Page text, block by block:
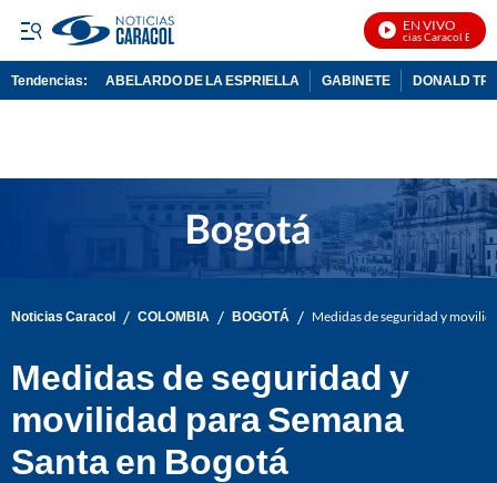
EN VIVO
Noticias Caracol En Vivo
Tendencias: ABELARDO DE LA ESPRIELLA GABINETE DONALD
Noticias Caracol / COLOMBIA / BOGOTÁ / Medidas de seguridad y
Medidas de seguridad y
movilidad para Semana
Santa en Bogotá